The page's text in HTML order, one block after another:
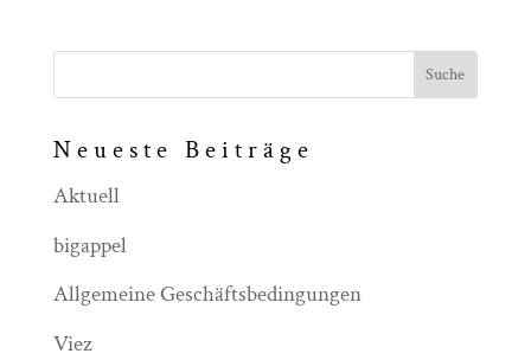
Neueste Beiträge
Aktuell
bigappel
Allgemeine Geschäftsbedingungen
Viez